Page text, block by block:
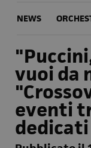
NEWS
vuoi da
eventi
dedicati